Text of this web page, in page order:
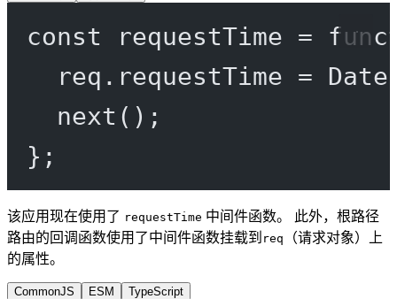
const requestTime =
req.requestTime =
next ();
};
该应用现在使用了 requestTime 中间件函数。 此外，根路径
路由的回调函数使用了中间件函数挂载到 req
（请求对象）上
的属性。
CommonJS ESM TypeScript